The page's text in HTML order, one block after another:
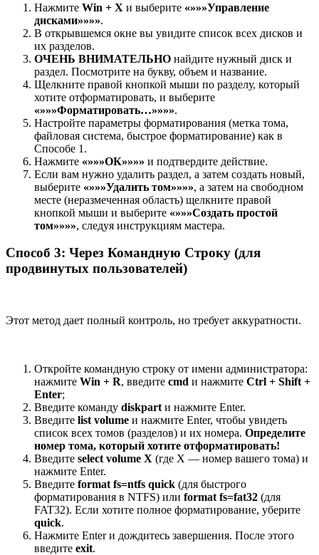
Нажмите Win + X и выберите «»»»Управление
дисками»»»».
В открывшемся окне вы увидите список всех дисков и
их разделов.
ОЧЕНЬ ВНИМАТЕЛЬНО найдите нужный диск и
раздел. Посмотрите на букву, объем и название.
Щелкните правой кнопкой мыши по разделу, который
хотите отформатировать, и выберите
«»»»Форматировать…»»»».
Настройте параметры форматирования (метка тома,
файловая система, быстрое форматирование) как в
Способе 1.
Нажмите «»»»ОК»»»» и подтвердите действие.
Если вам нужно удалить раздел, а затем создать новый,
выберите «»»»Удалить том»»»», а затем на свободном
месте (неразмеченная область) щелкните правой
кнопкой мыши и выберите «»»»Создать простой
том»»»», следуя инструкциям мастера.
Способ 3: Через Командную Строку (для
продвинутых пользователей)
Этот метод дает полный контроль, но требует аккуратности.
Откройте командную строку от имени администратора:
нажмите Win + R, введите cmd и нажмите Ctrl + Shift +
Enter;
Введите команду diskpart и нажмите Enter.
Введите list volume и нажмите Enter, чтобы увидеть
список всех томов (разделов) и их номера. Определите
номер тома, который хотите отформатировать!
Введите select volume X (где X — номер вашего тома) и
нажмите Enter.
Введите format fs=ntfs quick (для быстрого
форматирования в NTFS) или format fs=fat32 (для
FAT32). Если хотите полное форматирование, уберите
quick.
Нажмите Enter и дождитесь завершения. После этого
введите exit.